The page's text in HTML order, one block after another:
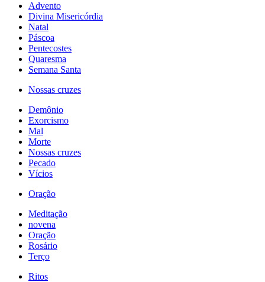
Advento
Divina Misericórdia
Natal
Páscoa
Pentecostes
Quaresma
Semana Santa
Nossas cruzes
Demônio
Exorcismo
Mal
Morte
Nossas cruzes
Pecado
Vícios
Oração
Meditação
novena
Oração
Rosário
Terço
Ritos